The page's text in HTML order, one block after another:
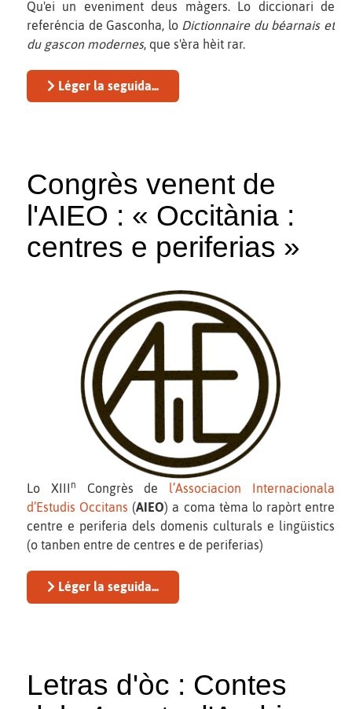
Qu'ei un eveniment deus màgers. Lo diccionari de
referéncia de Gasconha, lo Dictionnaire du béarnais et
du gascon modernes, que s'èra hèit rar.
Léger la seguida...
Congrès venent de
l'AIEO : « Occitània :
centres e periferias »
Lo XIII n Congrès de l’Associacion Internacionala
d’Estudis Occitans (AIEO) a coma tèma lo rapòrt entre
centre e periferia dels domenis culturals e lingüistics
(o tanben entre de centres e de periferias)
Léger la seguida...
Letras d'òc : Contes